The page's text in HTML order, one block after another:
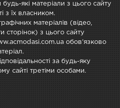
які матеріали з цього сайту
з їх власником.
матеріалів (відео,
сторінок) з цього сайту
обов'язково
за будь-яку
сайті третіми особами.